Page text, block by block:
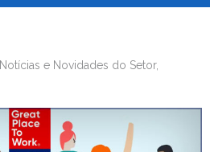
Notícias e Novidades do Setor,